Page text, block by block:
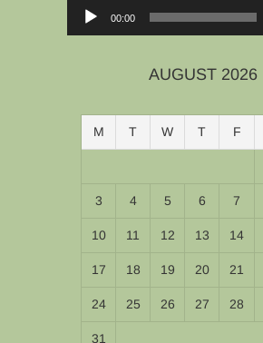
00:00
AUGUST 2026
M T W T F
3 4 5 6 7
10 11 12 13 14
17 18 19 20 21
24 25 26 27 28
31